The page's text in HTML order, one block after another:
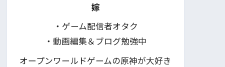
嫁
・ゲーム配信者オタク
・動画編集＆ブログ勉強中
オープンワールドゲームの原神が大好き